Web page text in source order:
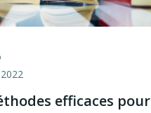
efficaces pour